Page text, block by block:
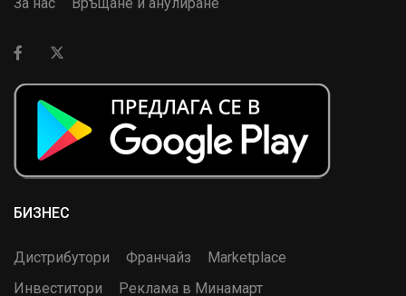
БИЗНЕС
Дистрибутори Франчайз
Marketplace
Инвеститори
Реклама в Минамарт